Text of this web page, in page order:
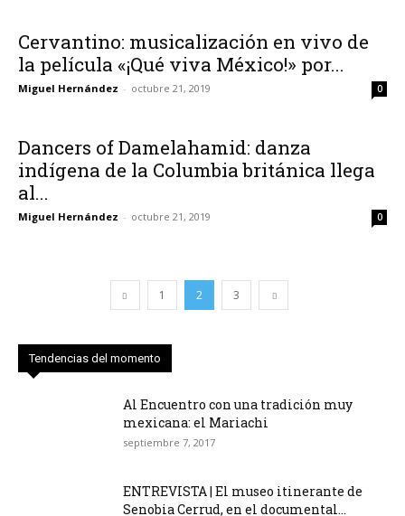
Cervantino: musicalización en vivo de
la película «¡Qué viva México!» por...
Miguel Hernández - octubre 21, 2019 0
Dancers of Damelahamid: danza
indígena de la Columbia británica llega
al...
Miguel Hernández - octubre 21, 2019 0
1 2 3
Tendencias del momento
Al Encuentro con una tradición muy
mexicana: el Mariachi
septiembre 7, 2017
ENTREVISTA | El museo itinerante de
Senobia Cerrud, en el documental...